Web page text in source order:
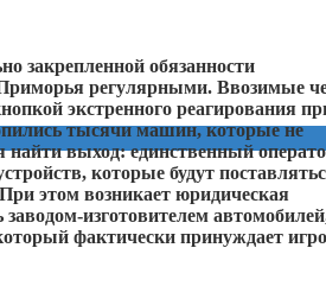
закрепленной обязанности
регулярными. Ввозимые
экстренного реагирования
тысячи машин, которые не
выход: единственный
которые будут
этом возникает юридическая
изготовителем
фактически принуждает